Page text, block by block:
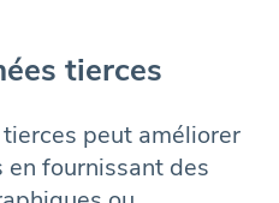
tierces
peut améliorer
fournissant des